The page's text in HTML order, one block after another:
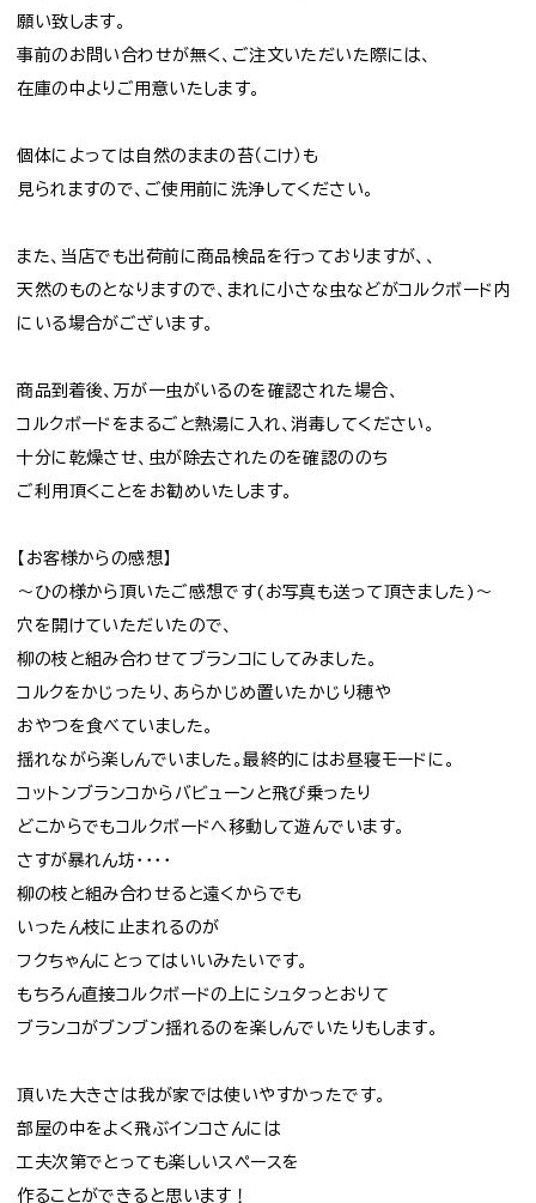
願い致します。
事前のお問い合わせが無く、ご注文いただいた際には、
在庫の中よりご用意いたします。
個体によっては自然のままの苔（こけ）も
見られますので、ご使用前に洗浄してください。
また、当店でも出荷前に商品検品を行っておりますが、、
天然のものとなりますので、まれに小さな虫などがコルクボード内
にいる場合がございます。
商品到着後、万が一虫がいるのを確認された場合、
コルクボードをまるごと熱湯に入れ、消毒してください。
十分に乾燥させ、虫が除去されたのを確認ののち
ご利用頂くことをお勧めいたします。
【お客様からの感想】
～ひの様から頂いたご感想です(お写真も送って頂きました)～
穴を開けていただいたので、
柳の枝と組み合わせてブランコにしてみました。
コルクをかじったり、あらかじめ置いたかじり穂や
おやつを食べていました。
揺れながら楽しんでいました。最終的にはお昼寝モードに。
コットンブランコからバビューンと飛び乗ったり
どこからでもコルクボードへ移動して遊んでいます。
さすが暴れん坊・・・・
柳の枝と組み合わせると遠くからでも
いったん枝に止まれるのが
フクちゃんにとってはいいみたいです。
もちろん直接コルクボードの上にシュタっとおりて
ブランコがブンブン揺れるのを楽しんでいたりもします。
頂いた大きさは我が家では使いやすかったです。
部屋の中をよく飛ぶインコさんには
工夫次第でとっても楽しいスペースを
作ることができると思います！